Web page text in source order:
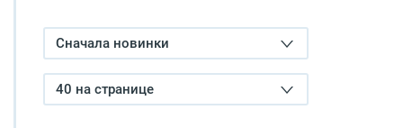
Сначала новинки
40 на странице